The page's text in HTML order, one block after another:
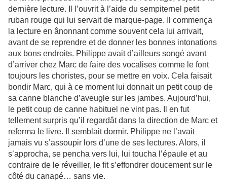
dernière lecture. Il l’ouvrit à l’aide du sempiternel petit
ruban rouge qui lui servait de marque-page. Il commença
la lecture en ânonnant comme souvent cela lui arrivait,
avant de se reprendre et de donner les bonnes intonations
aux bons endroits. Philippe avait d’ailleurs songé avant
d’arriver chez Marc de faire des vocalises comme le font
toujours les choristes, pour se mettre en voix. Cela faisait
bondir Marc, qui à ce moment lui donnait un petit coup de
sa canne blanche d’aveugle sur les jambes. Aujourd’hui,
le petit coup de canne habituel ne vint pas. Il en fut
tellement surpris qu’il regardât dans la direction de Marc et
referma le livre. Il semblait dormir. Philippe ne l’avait
jamais vu s’assoupir lors d’une de ses lectures. Alors, il
s’approcha, se pencha vers lui, lui toucha l’épaule et au
contraire de le réveiller, le fit s’effondrer doucement sur le
côté du canapé… sans vie.